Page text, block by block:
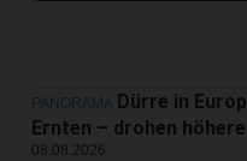
PANORAMA Dürre in
Ernten – drohen
08.08.2026